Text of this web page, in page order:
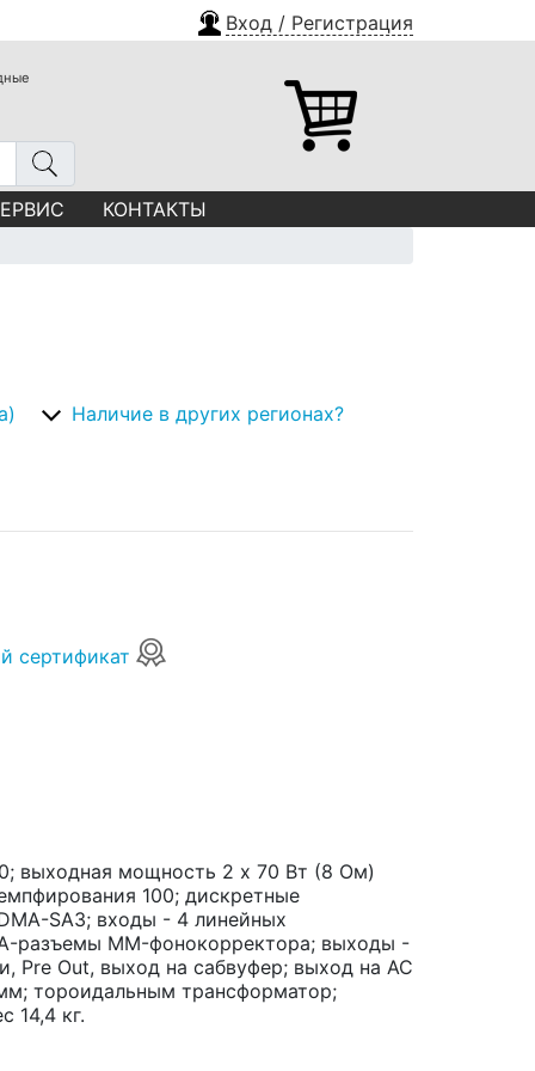
Вход / Регистрация
КОНТАКТЫ
Наличие в других регионах?
сертификат
выходная мощность 2 x 70 Вт (8 Ом)
100; дискретные
SA3; входы - 4 линейных
разъемы MM-фонокорректора; выходы -
Pre Out, выход на сабвуфер; выход на АС
тороидальным трансформатор;
14,4 кг.